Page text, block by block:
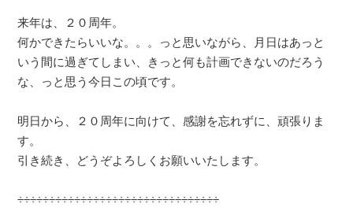
来年は、２０周年。
何かできたらいいな。。。っと思いながら、月日はあっと
いう間に過ぎてしまい、きっと何も計画できないのだろう
な、っと思う今日この頃です。
明日から、２０周年に向けて、感謝を忘れずに、頑張りま
す。
引き続き、どうぞよろしくお願いいたします。
÷÷÷÷÷÷÷÷÷÷÷÷÷÷÷÷÷÷÷÷÷÷÷÷÷÷÷÷÷÷÷÷